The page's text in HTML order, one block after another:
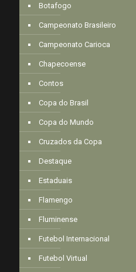
Botafogo
Campeonato Brasileiro
Campeonato Carioca
Chapecoense
Contos
Copa do Brasil
Copa do Mundo
Cruzados da Copa
Destaque
Estaduais
Flamengo
Fluminense
Futebol Internacional
Futebol Virtual